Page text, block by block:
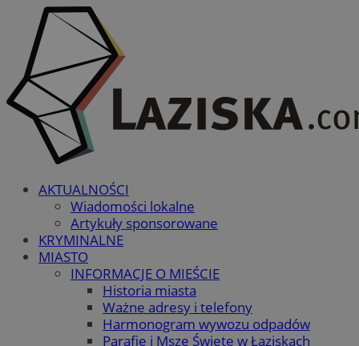
AKTUALNOŚCI
Wiadomości lokalne
Artykuły sponsorowane
KRYMINALNE
MIASTO
INFORMACJE O MIEŚCIE
Historia miasta
Ważne adresy i telefony
Harmonogram wywozu odpadów
Parafie i Msze Święte w Łaziskach